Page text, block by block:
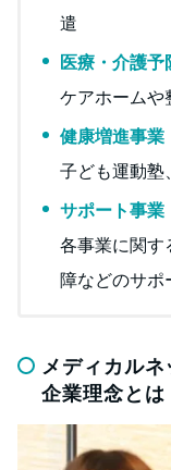
遣
医療・介護予
ケアホームや
健康増進事業
子ども運動塾
サポート事業
各事業に関す
障などのサポ
メディカル
企業理念とは